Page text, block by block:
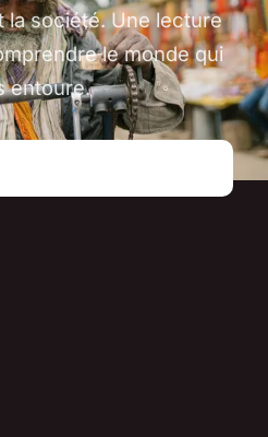
société. Une lecture
le monde qui
entoure.